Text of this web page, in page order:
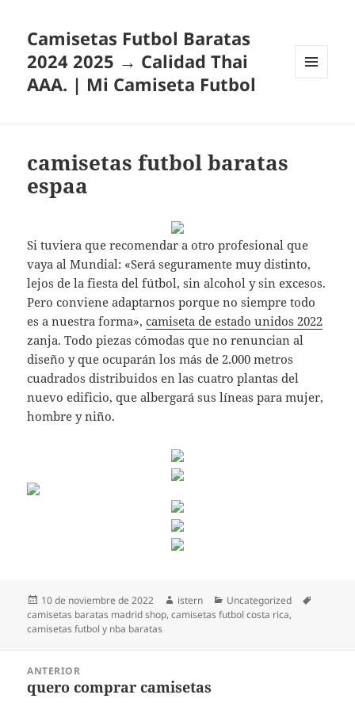
Camisetas Futbol Baratas
2024 2025 → Calidad Thai
AAA. | Mi Camiseta Futbol
camisetas futbol baratas
espaa
Si tuviera que recomendar a otro profesional que
vaya al Mundial: «Será seguramente muy distinto,
lejos de la fiesta del fútbol, sin alcohol y sin excesos.
Pero conviene adaptarnos porque no siempre todo
es a nuestra forma»,camiseta de estado unidos 2022
zanja. Todo piezas cómodas que no renuncian al
diseño y que ocuparán los más de 2.000 metros
cuadrados distribuidos en las cuatro plantas del
nuevo edificio, que albergará sus líneas para mujer,
hombre y niño.
Publicado
el
10 de noviembre de 2022 Autor
istern Categorías
Uncategorized
camisetas baratas madrid shop,camisetas futbol costa rica,
camisetas futbol y nba baratas
entradas
ANTERIOR
Entrada
quero comprar camisetas